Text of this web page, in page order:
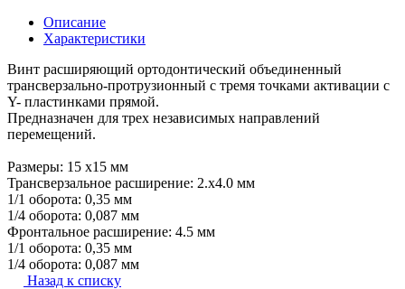
Описание
Характеристики
Винт расширяющий ортодонтический объединенный
трансверзально-протрузионный с тремя точками активации с
Y- пластинками прямой.
Предназначен для трех независимых направлений
перемещений.
Размеры: 15 х15 мм
Трансверзальное расширение: 2.x4.0 мм
1/1 оборота: 0,35 мм
1/4 оборота: 0,087 мм
Фронтальное расширение: 4.5 мм
1/1 оборота: 0,35 мм
1/4 оборота: 0,087 мм
Назад к списку